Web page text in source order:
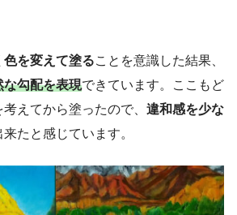
色を変えて塗ることを意識した結果、
な勾配を表現できています。ここもど
えてから塗ったので、 違和感を少な
来たと感じています。